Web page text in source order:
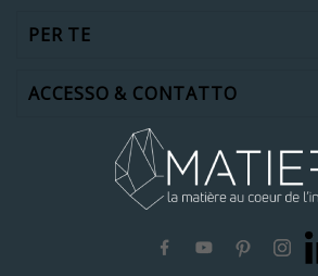
PER TE
ACCESSO & CONTATTO